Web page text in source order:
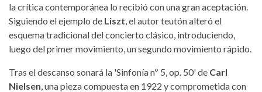
la crítica contemporánea lo recibió con una gran aceptación.
Siguiendo el ejemplo de Liszt, el autor teutón alteró el
esquema tradicional del concierto clásico, introduciendo,
luego del primer movimiento, un segundo movimiento rápido.
Tras el descanso sonará la 'Sinfonía nº 5, op. 50' de Carl
Nielsen, una pieza compuesta en 1922 y comprometida con